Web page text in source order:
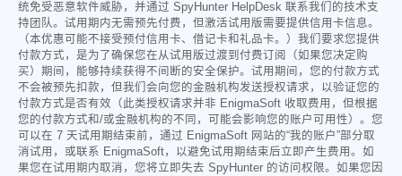
统免受恶意软件威胁，并通过 SpyHunter HelpDesk 联系我们的技术支
持团队。试用期内无需预先付费，但激活试用版需要提供信用卡信息。
（本优惠可能不接受预付信用卡、借记卡和礼品卡。）我们要求您提供
付款方式，是为了确保您在从试用版过渡到付费订阅（如果您决定购
买）期间，能够持续获得不间断的安全保护。试用期间，您的付款方式
不会被预先扣款，但我们会向您的金融机构发送授权请求，以验证您的
付款方式是否有效（此类授权请求并非 EnigmaSoft 收取费用，但根据
您的付款方式和/或金融机构的不同，可能会影响您的账户可用性）。您
可以在 7 天试用期结束前，通过 EnigmaSoft 网站的“我的账户”部分取
消试用，或联系 EnigmaSoft，以避免试用期结束后立即产生费用。如
果您在试用期内取消，您将立即失去 SpyHunter 的访问权限。如果您因